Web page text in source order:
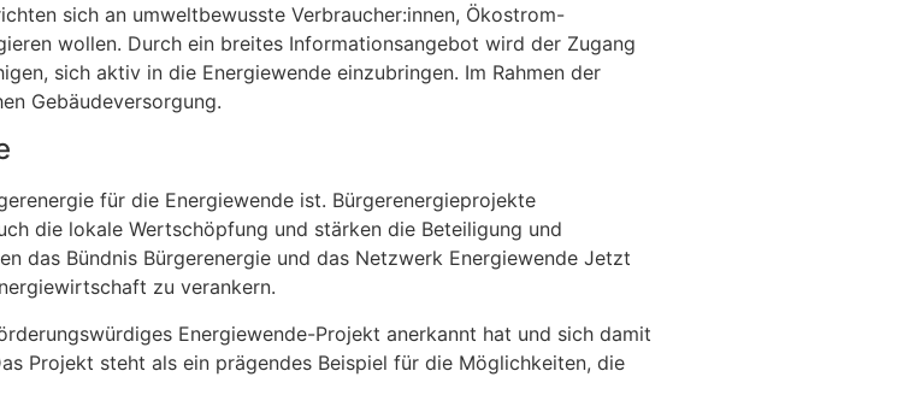
sich an umweltbewusste Verbraucher:innen, Ökostrom-
wollen. Durch ein breites Informationsangebot wird der Zugang
sich aktiv in die Energiewende einzubringen. Im Rahmen der
Gebäudeversorgung.
für die Energiewende ist. Bürgerenergieprojekte
die lokale Wertschöpfung und stärken die Beteiligung und
das Bündnis Bürgerenergie und das Netzwerk Energiewende Jetzt
zu verankern.
Energiewende-Projekt anerkannt hat und sich damit
Projekt steht als ein prägendes Beispiel für die Möglichkeiten, die